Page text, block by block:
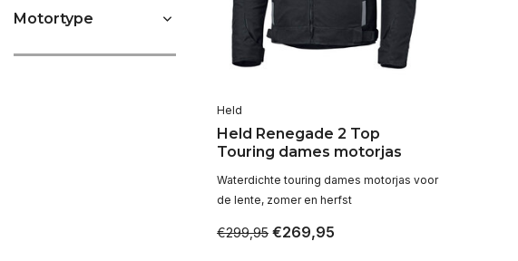
Motortype
Held
Held Renegade 2 Top
Touring dames motorjas
Waterdichte touring dames motorjas voor
de lente, zomer en herfst
€299,95 €269,95